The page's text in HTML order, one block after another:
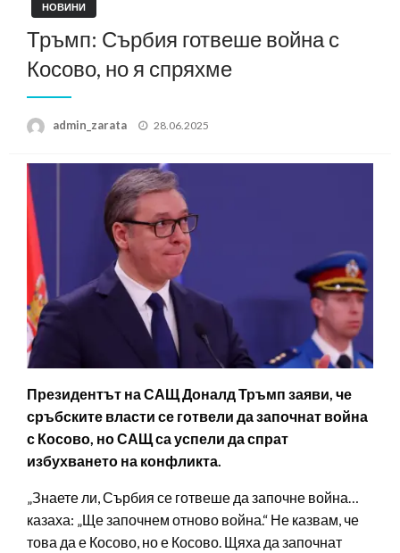
НОВИНИ
Тръмп: Сърбия готвеше война с
Косово, но я спряхме
admin_zarata
Posted
28.06.2025
Президентът на САЩ Доналд Тръмп заяви, че
сръбските власти се готвели да започнат война
с Косово, но САЩ са успели да спрат
избухването на конфликта.
„Знаете ли, Сърбия се готвеше да започне война…
казаха: „Ще започнем отново война.“ Не казвам, че
това да е Косово, но е Косово. Щяха да започнат